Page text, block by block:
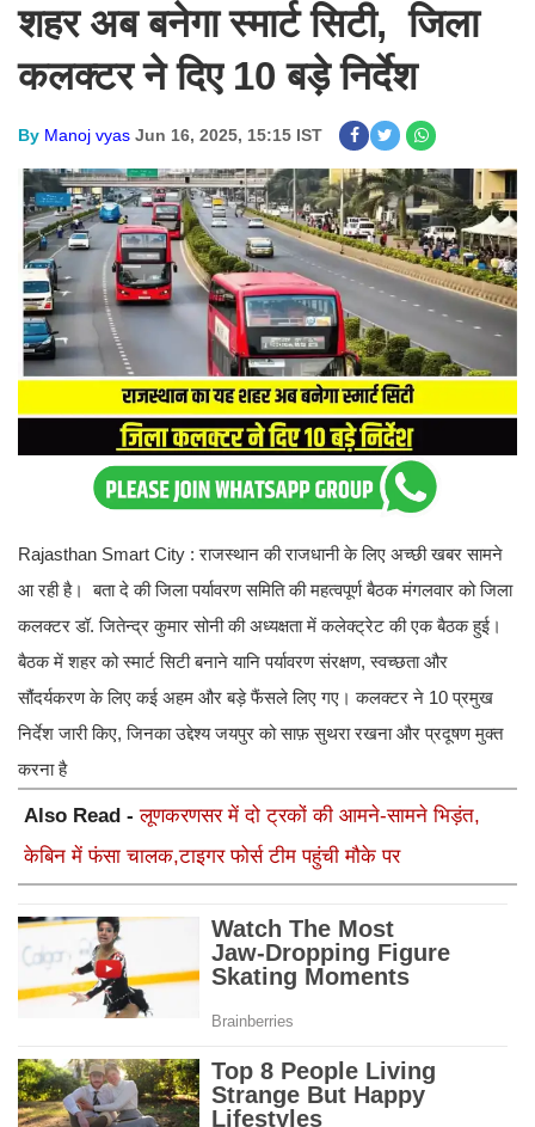
शहर अब बनेगा स्मार्ट सिटी, जिला
कलक्टर ने दिए 10 बड़े निर्देश
By Manoj vyas Jun 16, 2025, 15:15 IST
Rajasthan Smart City : राजस्थान की राजधानी के लिए अच्छी खबर सामने
आ रही है। बता दे की जिला पर्यावरण समिति की महत्वपूर्ण बैठक मंगलवार को जिला
कलक्टर डॉ. जितेन्द्र कुमार सोनी की अध्यक्षता में कलेक्ट्रेट की एक बैठक हुई।
बैठक में शहर को स्मार्ट सिटी बनाने यानि पर्यावरण संरक्षण, स्वच्छता और
सौंदर्यकरण के लिए कई अहम और बड़े फैंसले लिए गए। कलक्टर ने 10 प्रमुख
निर्देश जारी किए, जिनका उद्देश्य जयपुर को साफ़ सुथरा रखना और प्रदूषण मुक्त
करना है
Also Read -लूणकरणसर में दो ट्रकों की आमने-सामने भिड़ंत,
केबिन में फंसा चालक,टाइगर फोर्स टीम पहुंची मौके पर